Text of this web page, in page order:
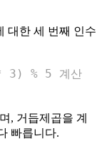
대한 세 번째 인수
% 5 계산
, 거듭제곱을 계
빠릅니다.